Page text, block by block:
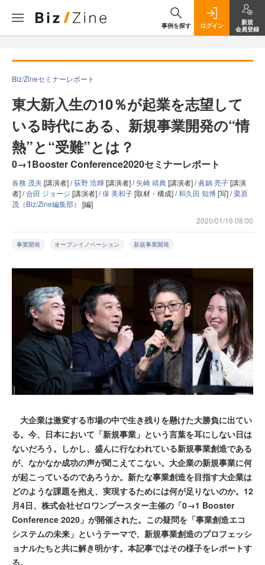
事例を探す ログイン
新規
会員登録
Biz/Zineセミナーレポート
東大新入生の10％が起業を志望して
いる時代にある、新規事業開発の“情
熱”と“受難”とは？
0→1Booster Conference2020セミナーレポート
各務 茂夫 [講演者] /荻野 浩輝[講演者] /矢崎 靖典[講演者] /眞鍋 亮子[講演
者] /合田 ジョージ [講演者] /保 美和子[取材・構成] /和久田 知博[写] /栗原
茂（Biz/Zine編集部） [編]
2020/01/16 08:00
事業開発 オープンイノベーション 新規事業開発
大企業は激変する市場の中で生き残りを懸けた大勝負に出てい
る。今、日本において「新規事業」という言葉を耳にしない日は
ないだろう。しかし、盛んに行なわれている新規事業創造である
が、なかなか成功の声が聞こえてこない。大企業の新規事業に何
が起こっているのであろうか。新たな事業創造を目指す大企業は
どのような課題を抱え、実現するためには何が足りないのか。12
月4日、株式会社ゼロワンブースター主催の「0→1 Booster
Conference 2020」が開催された。この疑問を「事業創造エコ
システムの未来」というテーマで、新規事業創造のプロフェッシ
ョナルたちと共に解き明かす。本記事ではその様子をレポートす
る。